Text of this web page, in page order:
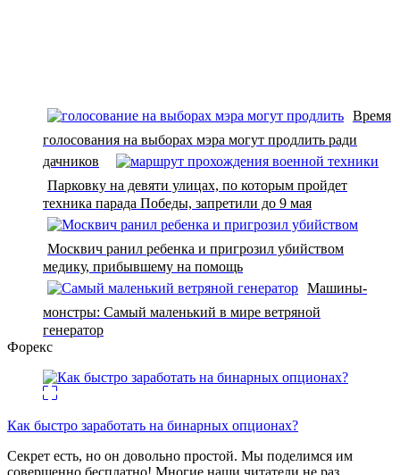
Время
голосования на выборах мэра могут продлить ради
дачников
Парковку на девяти улицах, по которым пройдет
техника парада Победы, запретили до 9 мая
Москвич ранил ребенка и пригрозил убийством
медику, прибывшему на помощь
Машины-
монстры: Самый маленький в мире ветряной
генератор
Форекс
Как быстро заработать на бинарных опционах?
Секрет есть, но он довольно простой. Мы поделимся им
совершенно бесплатно! Многие наши читатели не раз